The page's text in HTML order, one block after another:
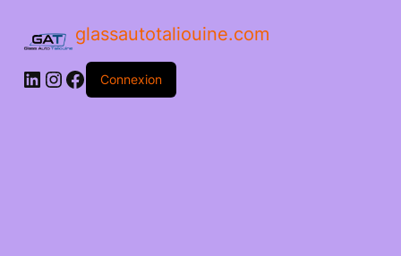
glassautotaliouine.com
Connexion